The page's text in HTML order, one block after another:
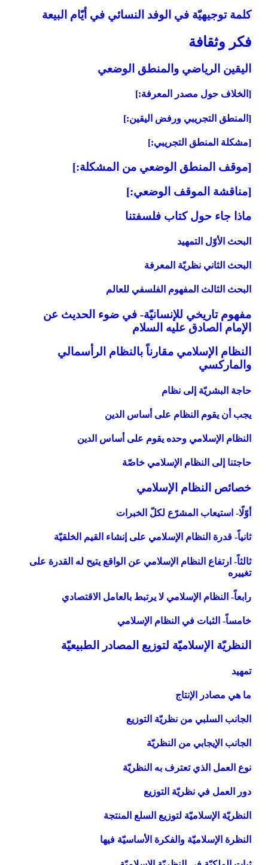
كلمة توجيهيّة في الوفد النسائي في أيّام البيعة
فكر وثقافة
اليقين الرياضي والمنطق الوضعي‏
[الخلاف حول مصدر المعرفة:]
[المنطق التجريبي ورفض اليقين:]
[مشكلة المنطق التجريبي:]
[موقف المنطق الوضعي من المشكلة:]
[مناقشة الموقف الوضعي:]
ماذا جاء حول كتاب فلسفتنا
البحث الأوّل التمهيد
البحث الثاني نظريّة المعرفة
البحث الثالث المفهوم الفلسفي للعالم‏
مفهوم تاريخي للإنسانيّة- في ضوء الحديث عن
الإمام الصادق عليه السلام‏
النظام الإسلامي مقارناً بالنظام الرأسمالي
والماركسي‏
حاجة البشريّة إلى نظام
يجب أن يقوم النظام على أساس الدين
النظام الإسلامي وحده يقوم على أساس الدين
حاجتنا إلى النظام الإسلامي خاصّة
خصائص النظام الإسلامي‏
أوّلًا- استيعاب المشرّع لكلّ الخبرات
ثانياً- قدرة النظام الإسلامي على إنشاء القيم الخلقيّة
ثالثاً- ارتفاع النظام الإسلامي عن الواقع يتيح له القدرة على
تغييره
رابعاً- النظام الإسلامي لا يرتبط بالعامل الاقتصادي
خامساً- الثبات في النظام الإسلامي
النظريّة الإسلاميّة لتوزيع المصادر الطبيعيّة
تمهيد
ما هي مصادر الإنتاج
الجانب السلبي من نظريّة التوزيع
الجانب الإيجابي من النظريّة
نوع العمل الذي تعترف به النظريّة
دور العمل في نظريّة التوزيع
النظريّة الإسلاميّة لتوزيع السلع المنتجة
النظرة الإسلاميّة والفكرة الأساسيّة فيها